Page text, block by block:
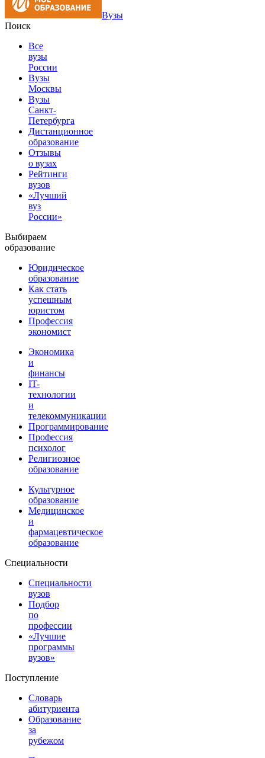
Вузы
Поиск
Все
вузы
России
Вузы
Москвы
Вузы
Санкт-
Петербурга
Дистанционное
образование
Отзывы
о вузах
Рейтинги
вузов
«Лучший
вуз
России»
Выбираем
образование
Юридическое
образование
Как стать
успешным
юристом
Профессия
экономист
Экономика
и
финансы
IT-
технологии
и
телекоммуникации
Программирование
Профессия
психолог
Религиозное
образование
Культурное
образование
Медицинское
и
фармацевтическое
образование
Специальности
Специальности
вузов
Подбор
по
профессии
«Лучшие
программы
вузов»
Поступление
Словарь
абитуриента
Образование
за
рубежом